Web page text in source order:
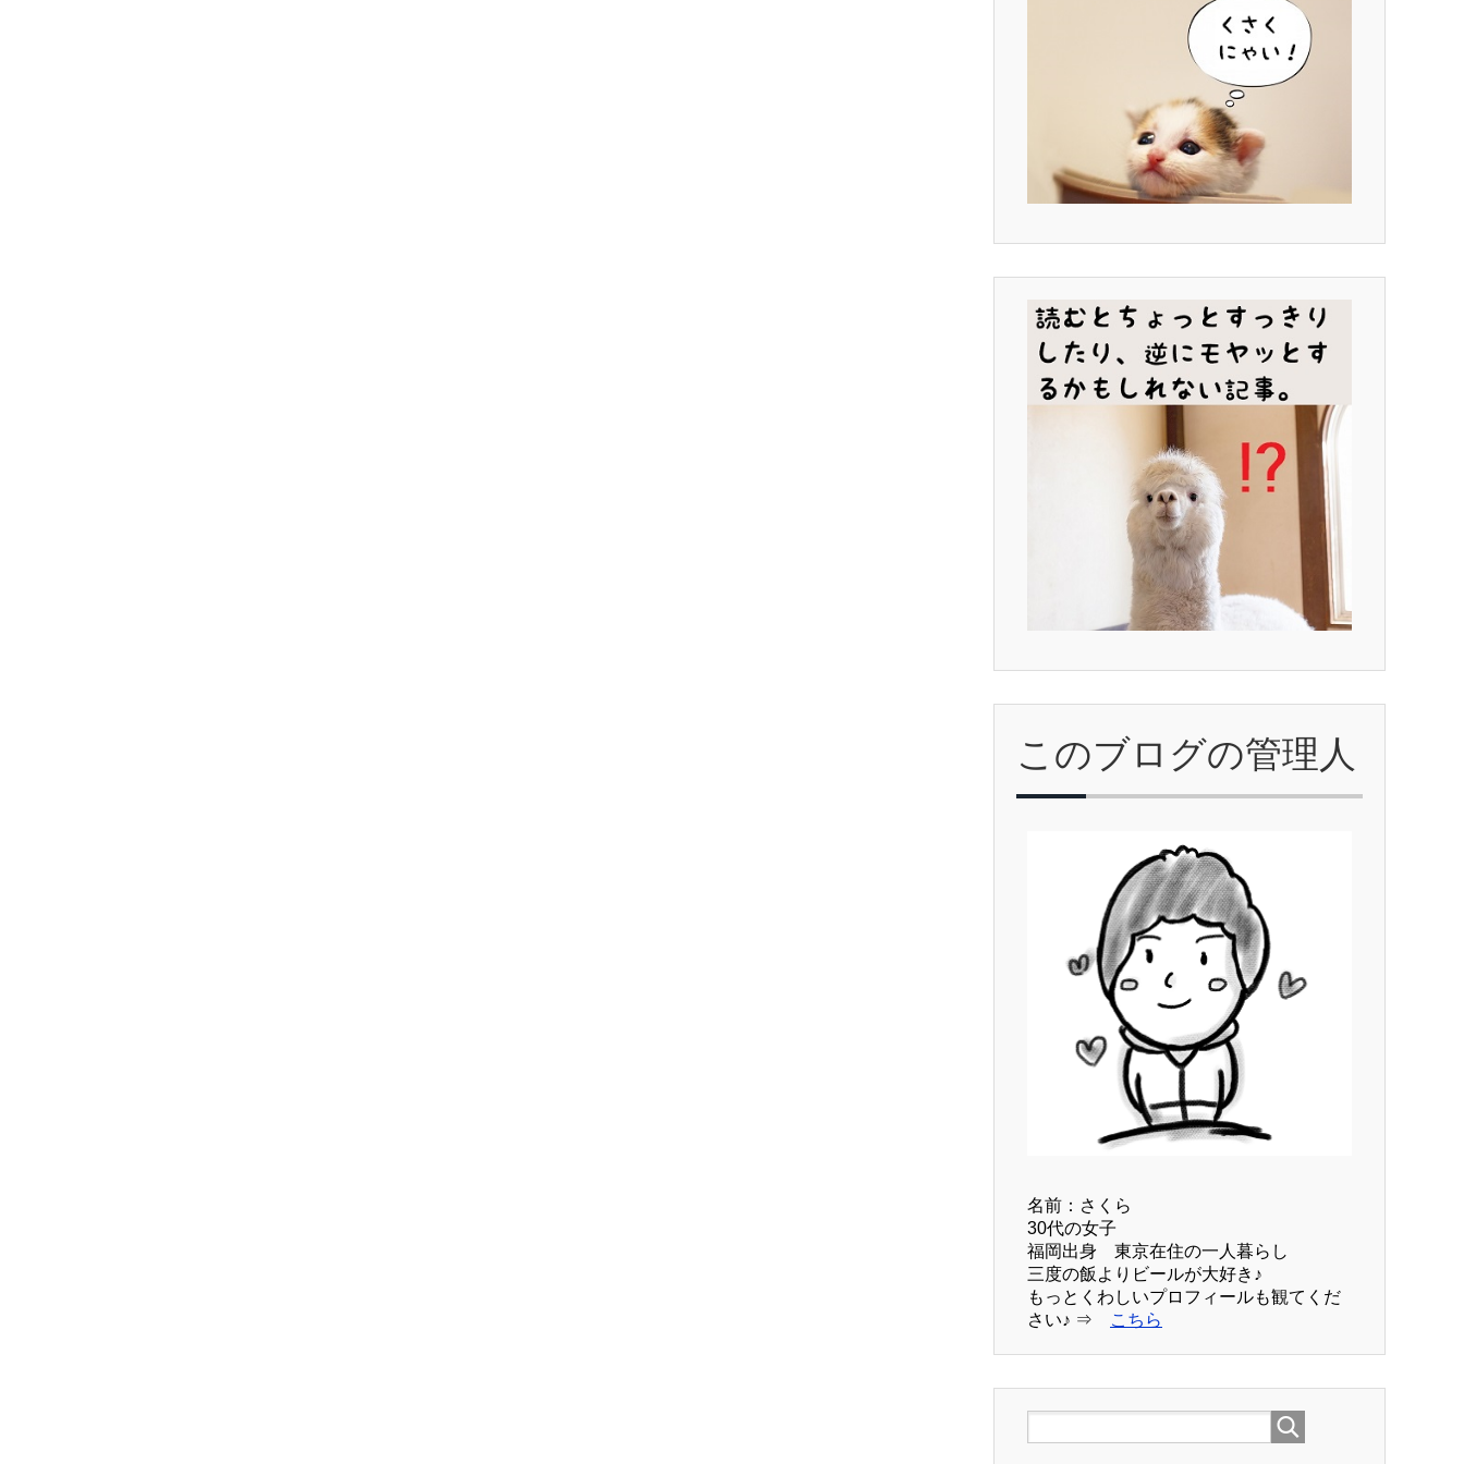
このブログの管理人
名前：さくら
30代の女子
福岡出身 東京在住の一人暮らし
三度の飯よりビールが大好き♪
もっとくわしいプロフィールも観てくだ
さい♪ ⇒
こちら